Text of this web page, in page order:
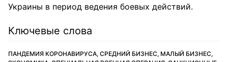
Украины в период ведения боевых действий.
Ключевые слова
ПАНДЕМИЯ КОРОНАВИРУСА, СРЕДНИЙ БИЗНЕС, МАЛЫЙ БИЗНЕС,